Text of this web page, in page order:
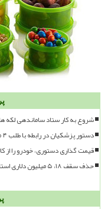
شروع به کار ستاد ساماندهی لکه
دستور پزشکیان در رابطه با طلب ۴ میلیارد یورویی تامین کنندگان کالاهای اساسی
قیمت گذاری دستوری، خودرو را از
حذف سقف ۱۸، ۵ میلیون دلاری استانی برای واردات کالاهای اساسی از مرزها